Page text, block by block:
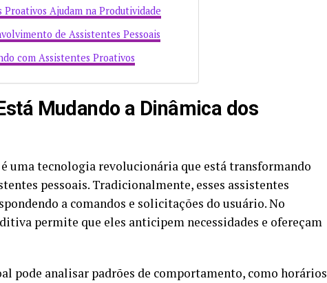
Proativos Ajudam na Produtividade
de Assistentes Pessoais
com Assistentes Proativos
Mudando a Dinâmica dos
tecnologia revolucionária que está transformando
pessoais. Tradicionalmente, esses assistentes
a comandos e solicitações do usuário. No
permite que eles anticipem necessidades e ofereçam
pode analisar padrões de comportamento, como horários